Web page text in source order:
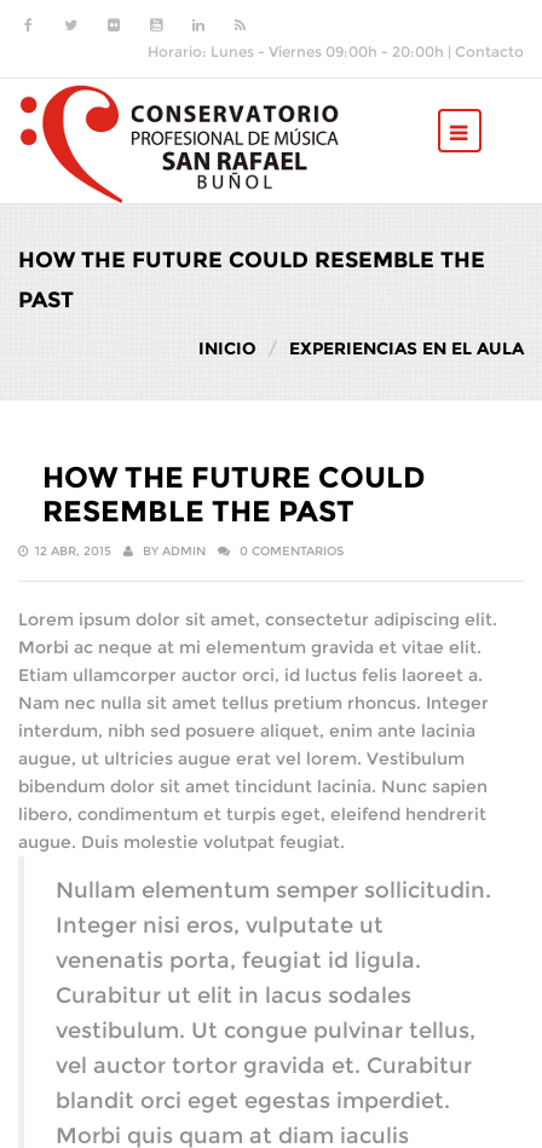
Pasar al contenido principal
Horario: Lunes - Viernes 09:00h - 20:00h | Contacto
HOW THE FUTURE COULD RESEMBLE THE
PAST
INICIO EXPERIENCIAS EN EL AULA
HOW THE FUTURE COULD
RESEMBLE THE PAST
12 ABR, 2015 BY ADMIN 0 COMENTARIOS
Lorem ipsum dolor sit amet, consectetur adipiscing elit.
Morbi ac neque at mi elementum gravida et vitae elit.
Etiam ullamcorper auctor orci, id luctus felis laoreet a.
Nam nec nulla sit amet tellus pretium rhoncus. Integer
interdum, nibh sed posuere aliquet, enim ante lacinia
augue, ut ultricies augue erat vel lorem. Vestibulum
bibendum dolor sit amet tincidunt lacinia. Nunc sapien
libero, condimentum et turpis eget, eleifend hendrerit
augue. Duis molestie volutpat feugiat.
Nullam elementum semper sollicitudin.
Integer nisi eros, vulputate ut
venenatis porta, feugiat id ligula.
Curabitur ut elit in lacus sodales
vestibulum. Ut congue pulvinar tellus,
vel auctor tortor gravida et. Curabitur
blandit orci eget egestas imperdiet.
Morbi quis quam at diam iaculis